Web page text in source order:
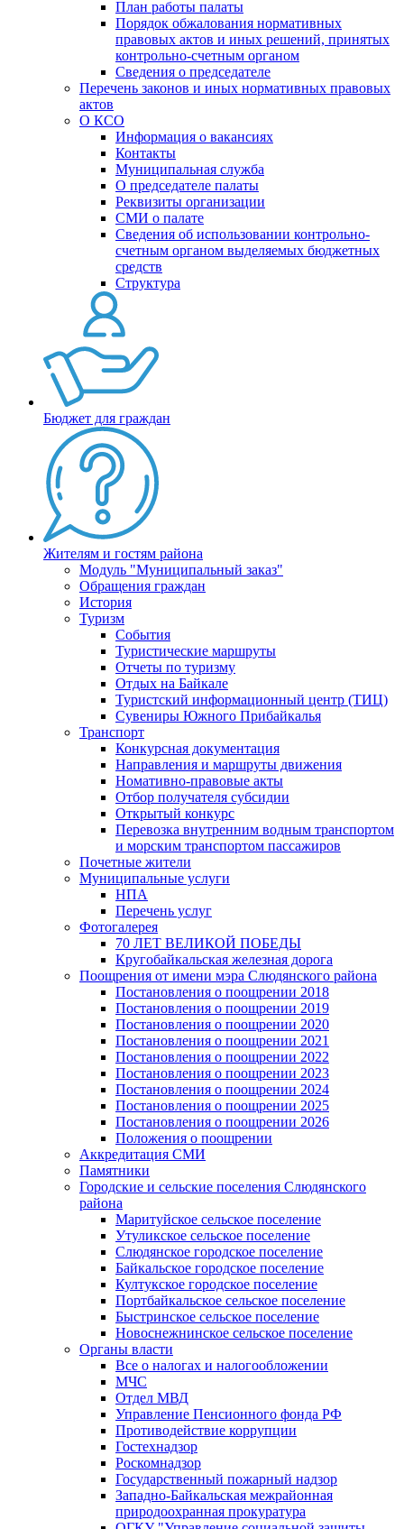
План работы палаты
Порядок обжалования нормативных
правовых актов и иных решений, принятых
контрольно-счетным органом
Сведения о председателе
Перечень законов и иных нормативных правовых
актов
О КСО
Информация о вакансиях
Контакты
Муниципальная служба
О председателе палаты
Реквизиты организации
СМИ о палате
Сведения об использовании контрольно-
счетным органом выделяемых бюджетных
средств
Структура
Бюджет для граждан
Жителям и гостям района
Модуль "Муниципальный заказ"
Обращения граждан
История
Туризм
События
Туристические маршруты
Отчеты по туризму
Отдых на Байкале
Туристский информационный центр (ТИЦ)
Сувениры Южного Прибайкалья
Транспорт
Конкурсная документация
Направления и маршруты движения
Номативно-правовые акты
Отбор получателя субсидии
Открытый конкурс
Перевозка внутренним водным транспортом
и морским транспортом пассажиров
Почетные жители
Муниципальные услуги
НПА
Перечень услуг
Фотогалерея
70 ЛЕТ ВЕЛИКОЙ ПОБЕДЫ
Кругобайкальская железная дорога
Поощрения от имени мэра Слюдянского района
Постановления о поощрении 2018
Постановления о поощрении 2019
Постановления о поощрении 2020
Постановления о поощрении 2021
Постановления о поощрении 2022
Постановления о поощрении 2023
Постановления о поощрении 2024
Постановления о поощрении 2025
Постановления о поощрении 2026
Положения о поощрении
Аккредитация СМИ
Памятники
Городские и сельские поселения Слюдянского
района
Маритуйское сельское поселение
Утуликское сельское поселение
Слюдянское городское поселение
Байкальское городское поселение
Култукское городское поселение
Портбайкальское сельское поселение
Быстринское сельское поселение
Новоснежнинское сельское поселение
Органы власти
Все о налогах и налогообложении
МЧС
Отдел МВД
Управление Пенсионного фонда РФ
Противодействие коррупции
Гостехнадзор
Роскомнадзор
Государственный пожарный надзор
Западно-Байкальская межрайонная
природоохранная прокуратура